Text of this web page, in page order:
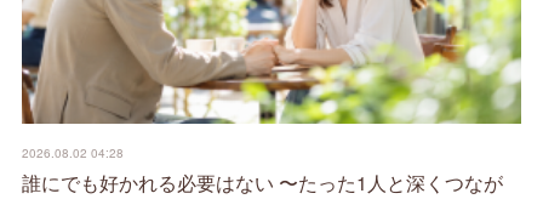
2026.08.02 04:28
誰にでも好かれる必要はない 〜たった1人と深くつなが